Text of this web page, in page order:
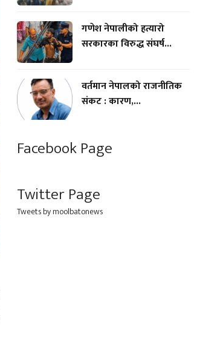
गणेश नेपालीको हत्यारो
सरकारका विरुद्ध संघर्ष...
वर्तमान नेपालको राजनीतिक
संकट : कारण,...
Facebook Page
Twitter Page
Tweets by moolbatonews